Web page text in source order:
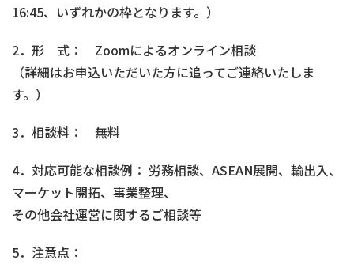
16:45、いずれかの枠となります。）
2．形 式： Zoomによるオンライン相談
（詳細はお申込いただいた方に追ってご連絡いたしま
す。）
3．相談料： 無料
4．対応可能な相談例： 労務相談、ASEAN展開、輸出入、
マーケット開拓、事業整理、
その他会社運営に関するご相談等
5．注意点：